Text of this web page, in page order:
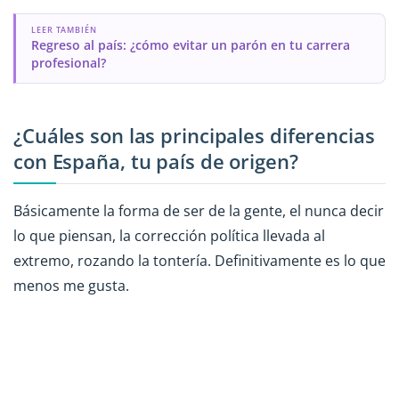
LEER TAMBIÉN
Regreso al país: ¿cómo evitar un parón en tu carrera
profesional?
¿Cuáles son las principales diferencias
con España, tu país de origen?
Básicamente la forma de ser de la gente, el nunca decir
lo que piensan, la corrección política llevada al
extremo, rozando la tontería. Definitivamente es lo que
menos me gusta.